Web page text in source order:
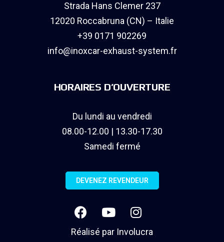
Strada Hans Clemer 237
12020 Roccabruna (CN) – Italie
+39 0171 902269
info@inoxcar-exhaust-system.fr
HORAIRES D’OUVERTURE
Du lundi au vendredi
08.00-12.00 | 13.30-17.30
Samedi fermé
DEVENEZ REVENDEUR
Réalisé par Involucra